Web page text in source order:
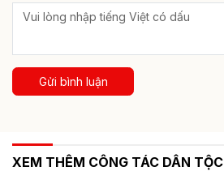
Gửi bình luận
XEM THÊM CÔNG TÁC DÂN TỘC